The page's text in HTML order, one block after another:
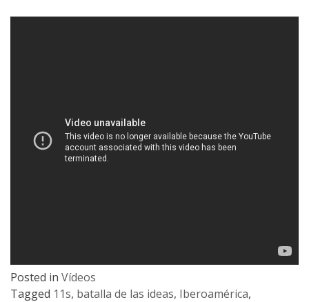
Posted in Vídeos
Tagged 11s, batalla de las ideas, Iberoamérica,